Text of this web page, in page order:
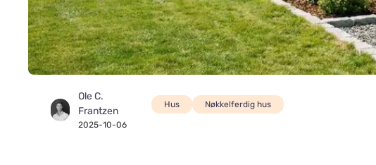
Ole C.
Frantzen
2025-10-06
Hus Nøkkelferdig hus